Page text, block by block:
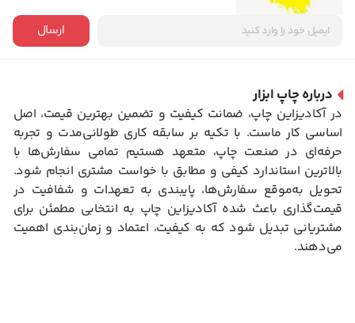
ارسال
درباره چاپ ابزار
در آکادیزاین چاپ، ضمانت کیفیت و تضمین بهترین قیمت، اصل
اساسی کار ماست. با تکیه بر سابقه کاری طولانی‌مدت و تجربه
حرفه‌ای در صنعت چاپ، متعهد هستیم تمامی سفارش‌ها با
بالاترین استاندارد کیفی و مطابق با خواست مشتری انجام شود.
تحویل به‌موقع سفارش‌ها، پایبندی به تعهدات و شفافیت در
قیمت‌گذاری باعث شده آکادیزاین چاپ به انتخابی مطمئن برای
مشتریانی تبدیل شود که به کیفیت، اعتماد و زمان‌بندی اهمیت
می‌دهند.